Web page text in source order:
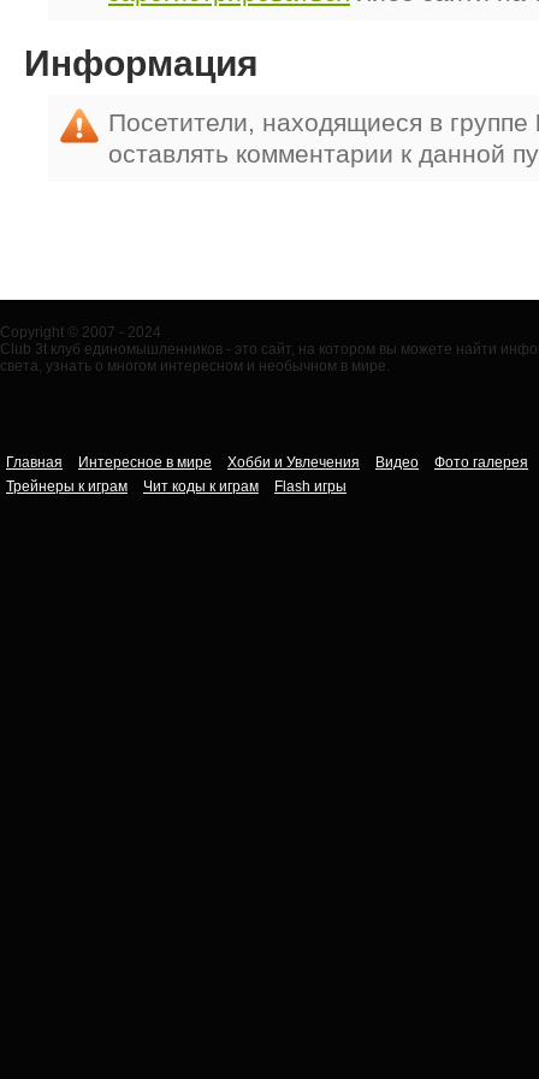
Информация
Посетители, находящиеся в группе
оставлять комментарии к данной
Copyright © 2007 - 2024
Club 3t клуб единомышленников - это сайт, на котором вы можете найти
света, узнать о многом интересном и необычном в мире.
Главная Интересное в мире Хобби и Увлечения Видео
Фото галерея
Трейнеры к играм
Чит коды к играм Flash игры